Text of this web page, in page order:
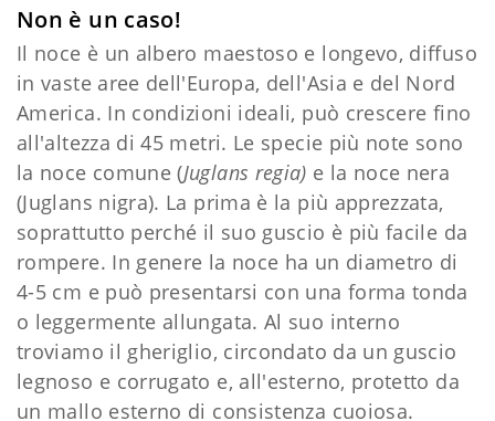
Non è un caso!
Il noce è un albero maestoso e longevo, diffuso
in vaste aree dell'Europa, dell'Asia e del Nord
America. In condizioni ideali, può crescere fino
all'altezza di 45 metri. Le specie più note sono
la noce comune (Juglans regia) e la noce nera
(Juglans nigra). La prima è la più apprezzata,
soprattutto perché il suo guscio è più facile da
rompere. In genere la noce ha un diametro di
4-5 cm e può presentarsi con una forma tonda
o leggermente allungata. Al suo interno
troviamo il gheriglio, circondato da un guscio
legnoso e corrugato e, all'esterno, protetto da
un mallo esterno di consistenza cuoiosa.